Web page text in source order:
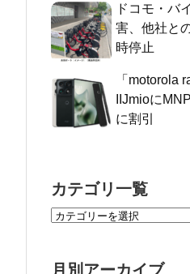
ドコモ・バ
害、他社と
時停止
「motorola
IIJmioに
に割引
カテゴリ一覧
月別アーカイブ